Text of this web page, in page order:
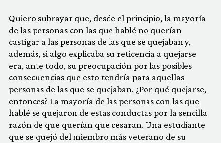
Quiero subrayar que, desde el principio, la mayoría
de las personas con las que hablé no querían
castigar a las personas de las que se quejaban y,
además, si algo explicaba su reticencia a quejarse
era, ante todo, su preocupación por las posibles
consecuencias que esto tendría para aquellas
personas de las que se quejaban. ¿Por qué quejarse,
entonces? La mayoría de las personas con las que
hablé se quejaron de estas conductas por la sencilla
razón de que querían que cesaran. Una estudiante
que se quejó del miembro más veterano de su